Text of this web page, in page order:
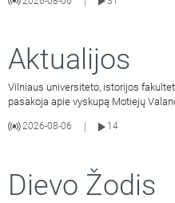
Aktualijos
Vilniaus universiteto, istorijos
pasakoja apie vyskupą Motiejų
2026-08-06
14
Dievo Žodis